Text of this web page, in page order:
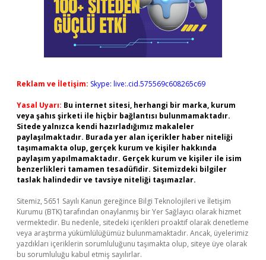
Reklam ve İletişim: Skype: live:.cid.575569c608265c69
Yasal Uyarı: Bu internet sitesi, herhangi bir marka, kurum
veya şahıs şirketi ile hiçbir bağlantısı bulunmamaktadır.
Sitede yalnızca kendi hazırladığımız makaleler
paylaşılmaktadır. Burada yer alan içerikler haber niteliği
taşımamakta olup, gerçek kurum ve kişiler hakkında
paylaşım yapılmamaktadır. Gerçek kurum ve kişiler ile isim
benzerlikleri tamamen tesadüfidir. Sitemizdeki bilgiler
taslak halindedir ve tavsiye niteliği taşımazlar.
Sitemiz, 5651 Sayılı Kanun gereğince Bilgi Teknolojileri ve İletişim
Kurumu (BTK) tarafından onaylanmış bir Yer Sağlayıcı olarak hizmet
vermektedir. Bu nedenle, sitedeki içerikleri proaktif olarak denetleme
veya araştırma yükümlülüğümüz bulunmamaktadır. Ancak, üyelerimiz
yazdıkları içeriklerin sorumluluğunu taşımakta olup, siteye üye olarak
bu sorumluluğu kabul etmiş sayılırlar.